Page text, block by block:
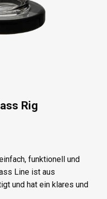
Rig
funktionell und
Line ist aus
und hat ein klares und